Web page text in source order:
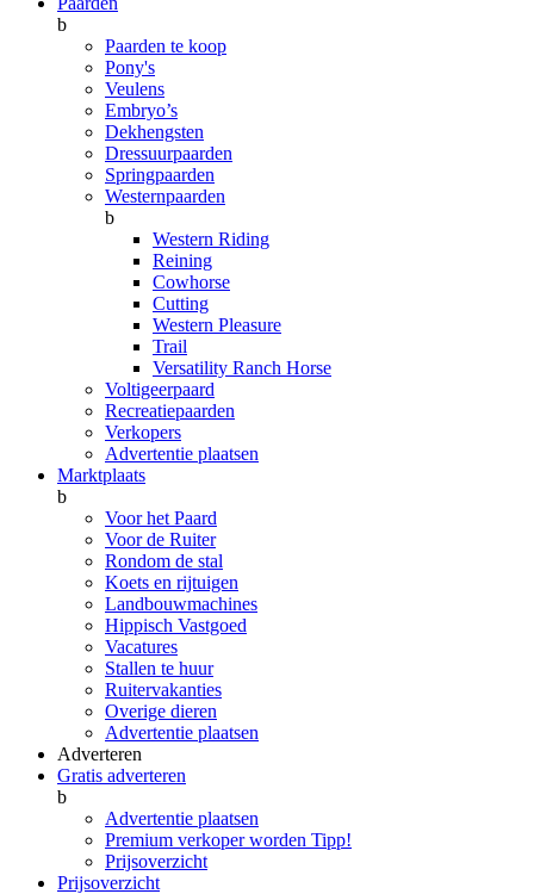
b
Paarden te koop
Pony's
Veulens
Embryo’s
Dekhengsten
Dressuurpaarden
Springpaarden
Westernpaarden
b
Western Riding
Reining
Cowhorse
Cutting
Western Pleasure
Trail
Versatility Ranch Horse
Voltigeerpaard
Recreatiepaarden
Verkopers
Advertentie plaatsen
Marktplaats
b
Voor het Paard
Voor de Ruiter
Rondom de stal
Koets en rijtuigen
Landbouwmachines
Hippisch Vastgoed
Vacatures
Stallen te huur
Ruitervakanties
Overige dieren
Advertentie plaatsen
Adverteren
Gratis adverteren
b
Advertentie plaatsen
Premium verkoper worden Tipp!
Prijsoverzicht
Prijsoverzicht